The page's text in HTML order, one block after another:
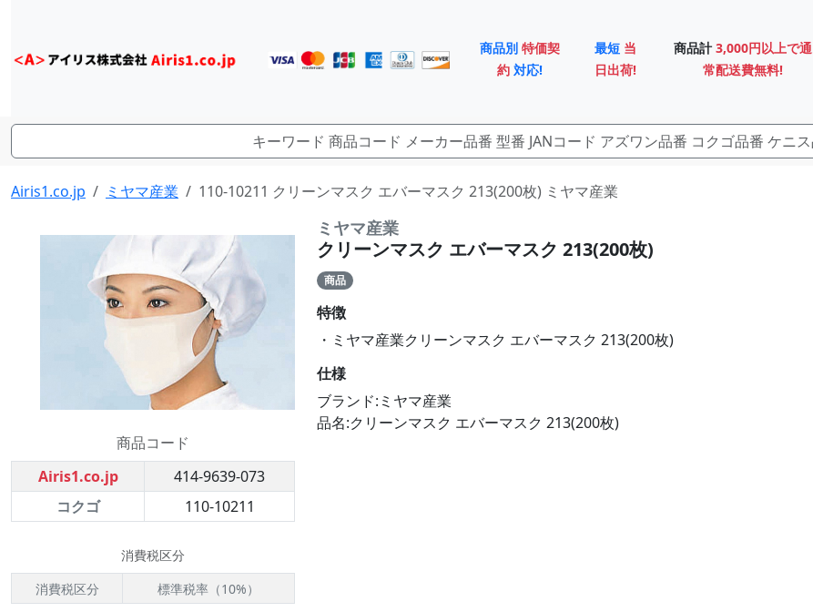
商品別 特価契
約 対応!
最短 当
日出荷!
商品計 3,000円以上で通
常配送費無料!
Airis1.co.jp ミヤマ産業 110-10211 クリーンマスク エバーマスク 213(200枚) ミヤマ産業
商品コード
Airis1.co.jp
414-9639-073
コクゴ
110-10211
消費税区分
消費税区分
標準税率（10%）
ミヤマ産業
クリーンマスク エバーマスク 213(200枚)
商品
特徴
・ミヤマ産業クリーンマスク エバーマスク 213(200枚)
仕様
ブランド:ミヤマ産業
品名:クリーンマスク エバーマスク 213(200枚)